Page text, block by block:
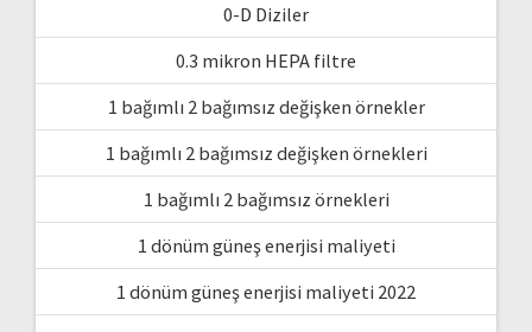
0-D Diziler
0.3 mikron HEPA filtre
1 bağımlı 2 bağımsız değişken örnekler
1 bağımlı 2 bağımsız değişken örnekleri
1 bağımlı 2 bağımsız örnekleri
1 dönüm güneş enerjisi maliyeti
1 dönüm güneş enerjisi maliyeti 2022